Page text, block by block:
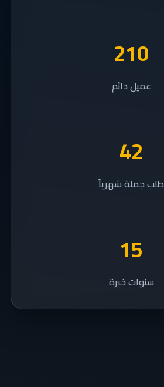
280
عميل دائم
56
طلب جملة شهرياً
15
سنوات خبرة